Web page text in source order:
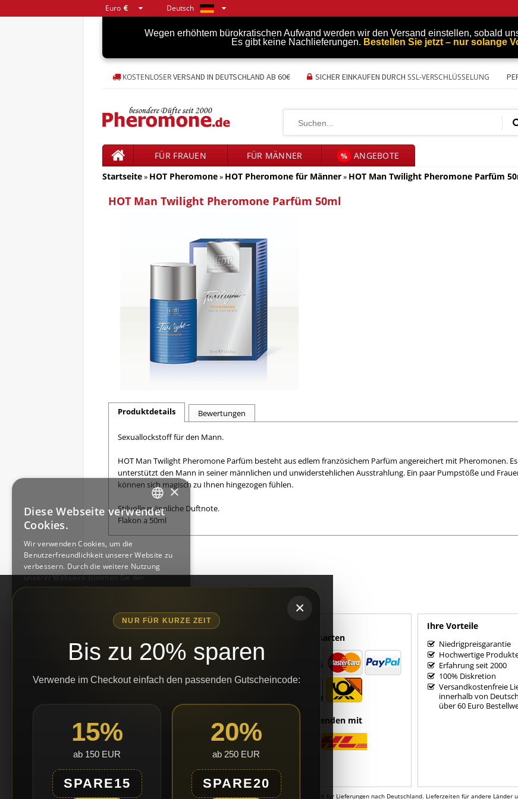
Euro Deutsch
Wegen erhöhtem bürokratischen Aufwand werden wir den Versand einstellen, sobald
Es gibt keine Nachlieferungen. Bestellen Sie jetzt – nur solange
KOSTENLOSERVERSAND IN DEUTSCHLAND AB 60€ SICHER EINKAUFEN DURCHSSL-VERSCHLÜSSELUNG
FÜR FRAUEN FÜR MÄNNER %
ANGEBOTE
Startseite» HOT Pheromone» HOT Pheromone für Männer» HOT Man Twilight Pheromone Parfüm
HOT Man Twilight Pheromone Parfüm 50ml
Produktdetails Bewertungen
Sexuallockstoff für den Mann.
HOT Man Twilight Pheromone Parfüm besteht aus edlem französichem Parfüm angereichert mit Pheromonen. Es
unterstützt den Mann in seiner männlichen und unwiderstehlichen Ausstrahlung. Ein paar Pumpstöße und
können sich magisch zu Ihnen hingezogen fühlen.
Stilvolle männliche Duftnote.
Flakon a 50ml
Hilfe / Service
Zahlungs- und Versandbedingungen
Privatsphäre und Datenschutz
Widerrufsbelehrung & -formular
Zahlungsarten
Wir versenden mit
Ihre Vorteile
Niedrigpreisgarantie
Hochwertige
Erfahrung seit 2000
100% Diskretion
Versandkostenfreie
innerhalb von
über 60 Euro
*Gilt für Lieferungen nach Deutschland. Lieferzeiten für andere
×
NUR FÜR KURZE ZEIT
Bis zu 20% sparen
Verwende im Checkout einfach den passenden Gutscheincode:
15%
ab 150 EUR
SPARE15
20%
ab 250 EUR
SPARE20
GERMAN
GERMAN
×
Diese Webseite verwendet
Cookies.
Wir verwenden Cookies, um die
Benutzerfreundlichkeit unserer Website zu
verbessern. Durch die weitere Nutzung
unserer Webseite stimmen Sie der
Verwendung von Cookies gemäß unserer
UNBEDINGT ERFORDERLICH
PERFORMANCE
ALLE AKZEPTIEREN
ALLE ABLEHNEN
DETAILS ANZEIGEN